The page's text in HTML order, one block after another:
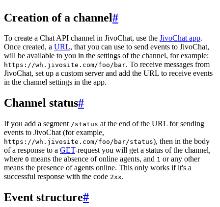
Creation of a channel#
To create a Chat API channel in JivoChat, use the JivoChat app.
Once created, a URL, that you can use to send events to JivoChat,
will be available to you in the settings of the channel, for example:
https://wh.jivosite.com/foo/bar. To receive messages from
JivoChat, set up a custom server and add the URL to receive events
in the channel settings in the app.
Channel status#
If you add a segment /status at the end of the URL for sending
events to JivoChat (for example,
https://wh.jivosite.com/foo/bar/status), then in the body
of a response to a GET-request you will get a status of the channel,
where 0 means the absence of online agents, and 1 or any other
means the presence of agents online. This only works if it's a
successful response with the code 2xx.
Event structure#